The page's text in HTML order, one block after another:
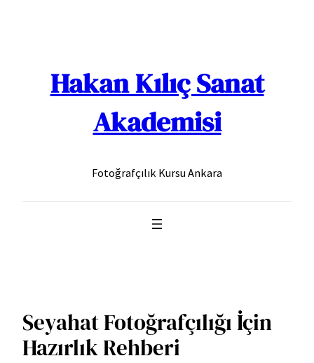
Hakan Kılıç Sanat
Akademisi
Fotoğrafçılık Kursu Ankara
Seyahat Fotoğrafçılığı İçin
Hazırlık Rehberi